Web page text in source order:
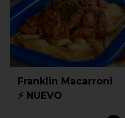
Franklin Macarroni
⚡ NUEVO